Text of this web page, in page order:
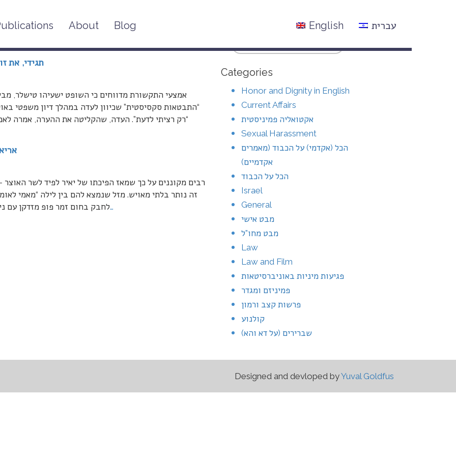
About Blog עברית English
“תגידי, את
אמצעי התקשורת מדווחים כי השופט ישעיהו טישלר,
“התבטאות סקסיסטית” שכיוון לעדה במהלך דיון משפטי
“רק רציתי לדעת”. העדה, שהקליטה את ההערה, אמרה
רבים מקוננים על כך שמאז הפיכתו של יאיר לפיד לשר האוצר
זה נותר בלתי מאויש. מזל שנמצא להם בין לילה “מאמי
לחבק בחום זמר פופ מזדקן עם…
Categories
Honor and Dignity in English
Current Affairs
אקטואליה פמיניסטית
Sexual Harassment
הכל (אקדמי) על הכבוד (מאמרים
אקדמיים)
הכל על הכבוד
Israel
General
מבט אישי
מבט מחו"ל
Law
Law and Film
פגיעות מיניות באוניברסיטאות
פמיניזם ומגדר
פרשות קצב ורמון
קולנוע
שברירים (על דא והא)
Designed and devloped byYuval Goldfus